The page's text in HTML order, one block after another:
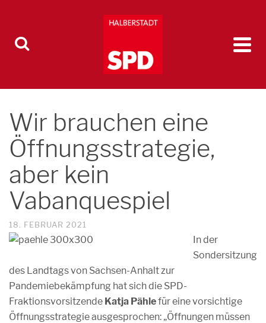
Wir brauchen eine
Öffnungsstrategie,
aber kein
Vabanquespiel
18. FEBRUAR 2021
In der
Sondersitzung
des Landtags von Sachsen-Anhalt zur
Pandemiebekämpfung hat sich die SPD-
Fraktionsvorsitzende Katja Pählefür eine vorsichtige
Öffnungsstrategie ausgesprochen: „Öffnungen müssen